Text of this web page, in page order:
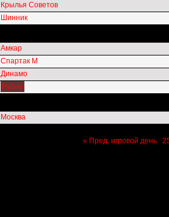
Крылья Советов
Шинник
Амкар
Спартак М
Динамо
Рубин
Москва
« Пред. игровой день